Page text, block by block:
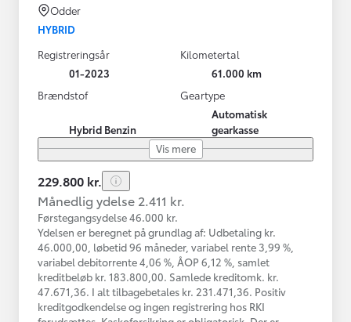
Odder
HYBRID
Registreringsår
01-2023
Kilometertal
61.000 km
Brændstof
Hybrid Benzin
Geartype
Automatisk
gearkasse
Vis mere
229.800 kr.
Månedlig ydelse 2.411 kr.
Førstegangsydelse 46.000 kr.
Ydelsen er beregnet på grundlag af: Udbetaling kr.
46.000,00, løbetid 96 måneder, variabel rente 3,99 %,
variabel debitorrente 4,06 %, ÅOP 6,12 %, samlet
kreditbeløb kr. 183.800,00. Samlede kreditomk. kr.
47.671,36. I alt tilbagebetales kr. 231.471,36. Positiv
kreditgodkendelse og ingen registrering hos RKI